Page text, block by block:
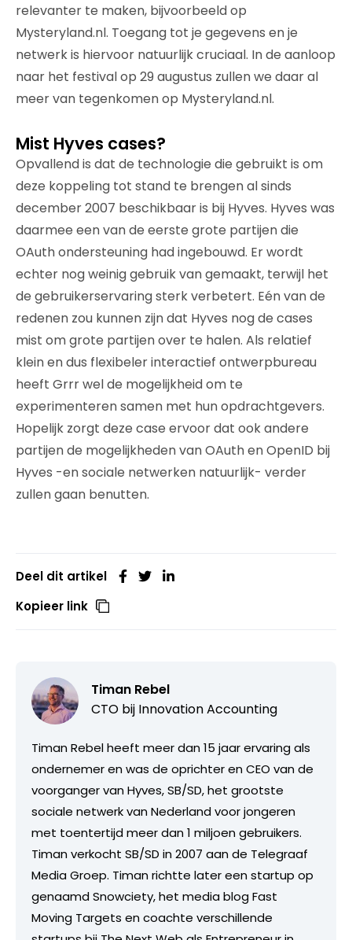
relevanter te maken, bijvoorbeeld op
Mysteryland.nl. Toegang tot je gegevens en je
netwerk is hiervoor natuurlijk cruciaal. In de aanloop
naar het festival op 29 augustus zullen we daar al
meer van tegenkomen op Mysteryland.nl.
Mist Hyves cases?
Opvallend is dat de technologie die gebruikt is om
deze koppeling tot stand te brengen al sinds
december 2007 beschikbaar is bij Hyves. Hyves was
daarmee een van de eerste grote partijen die
OAuth ondersteuning had ingebouwd. Er wordt
echter nog weinig gebruik van gemaakt, terwijl het
de gebruikerservaring sterk verbetert. Eén van de
redenen zou kunnen zijn dat Hyves nog de cases
mist om grote partijen over te halen. Als relatief
klein en dus flexibeler interactief ontwerpbureau
heeft Grrr wel de mogelijkheid om te
experimenteren samen met hun opdrachtgevers.
Hopelijk zorgt deze case ervoor dat ook andere
partijen de mogelijkheden van OAuth en OpenID bij
Hyves -en sociale netwerken natuurlijk- verder
zullen gaan benutten.
Deel dit artikel
Kopieer link
Timan Rebel
CTO bij Innovation Accounting
Timan Rebel heeft meer dan 15 jaar ervaring als
ondernemer en was de oprichter en CEO van de
voorganger van Hyves, SB/SD, het grootste
sociale netwerk van Nederland voor jongeren
met toentertijd meer dan 1 miljoen gebruikers.
Timan verkocht SB/SD in 2007 aan de Telegraaf
Media Groep. Timan richtte later een startup op
genaamd Snowciety, het media blog Fast
Moving Targets en coachte verschillende